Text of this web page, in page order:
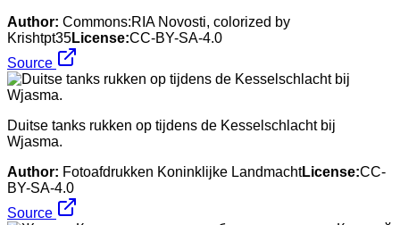
Author: Commons:RIA Novosti, colorized by
Krishtpt35License:CC-BY-SA-4.0
Source
Duitse tanks rukken op tijdens de Kesselschlacht bij
Wjasma.
Author: Fotoafdrukken Koninklijke LandmachtLicense:CC-
BY-SA-4.0
Source